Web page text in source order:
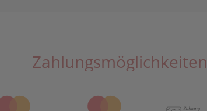
Zahlungsmöglichkeiten